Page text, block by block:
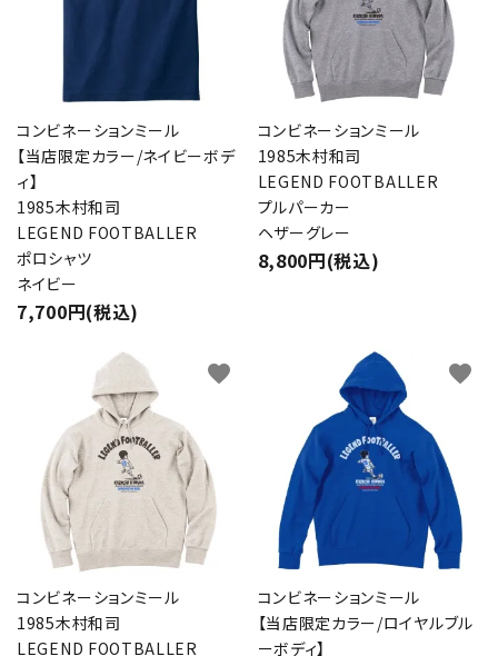
コンビネーションミール
【当店限定カラー/ネイビーボデ
ィ】
1985木村和司
LEGEND FOOTBALLER
ポロシャツ
ネイビー
7,700円(税込)
コンビネーションミール
1985木村和司
LEGEND FOOTBALLER
プルパーカー
ヘザーグレー
8,800円(税込)
コンビネーションミール
1985木村和司
LEGEND FOOTBALLER
favorite
コンビネーションミール
【当店限定カラー/ロイヤルブル
ーボディ】
favorite